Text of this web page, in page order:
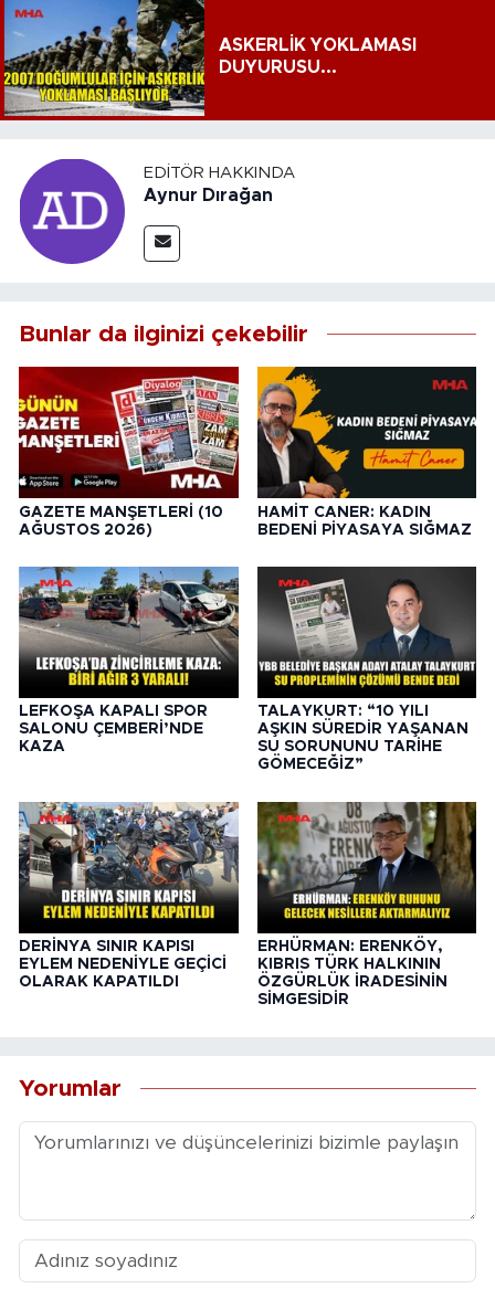
ASKERLİK YOKLAMASI
DUYURUSU...
EDITÖR HAKKINDA
Aynur Dırağan
Bunlar da ilginizi çekebilir
GAZETE MANŞETLERİ (10
AĞUSTOS 2026)
HAMİT CANER: KADIN
BEDENİ PİYASAYA SIĞMAZ
LEFKOŞA KAPALI SPOR
SALONU ÇEMBERİ’NDE
KAZA
TALAYKURT: “10 YILI
AŞKIN SÜREDİR YAŞANAN
SU SORUNUNU TARİHE
GÖMECEĞİZ”
DERİNYA SINIR KAPISI
EYLEM NEDENİYLE GEÇİCİ
OLARAK KAPATILDI
ERHÜRMAN: ERENKÖY,
KIBRIS TÜRK HALKININ
ÖZGÜRLÜK İRADESİNİN
SİMGESİDİR
Yorumlar